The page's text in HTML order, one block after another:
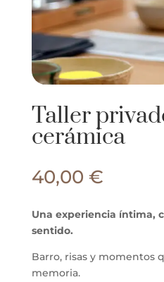
Taller
cerámica
40,00 €
Una experiencia íntima,
sentido.
Barro, risas y momentos
memoria.